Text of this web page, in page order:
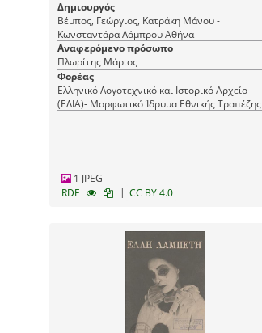
Δημιουργός
Βέμπος, Γεώργιος, Κατράκη Μάνου -
Κωνσταντάρα Λάμπρου Αθήνα
Αναφερόμενο πρόσωπο
Πλωρίτης Μάριος
Φορέας
Ελληνικό Λογοτεχνικό και Ιστορικό Αρχείο
(ΕΛΙΑ)- Μορφωτικό Ίδρυμα Εθνικής Τραπέζης
1 JPEG
RDF
| CC BY 4.0